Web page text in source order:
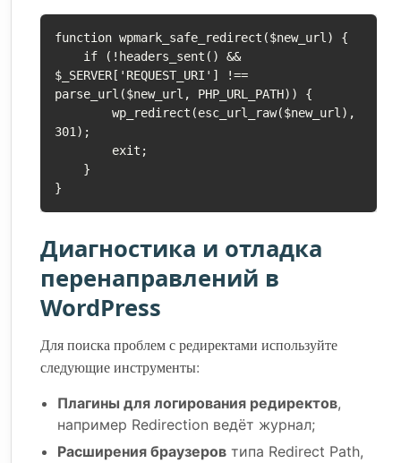
function wpmark_safe_redirect($new_url) {
$_SERVER['REQUEST_URI'] !==
parse_url($new_url, PHP_URL_PATH)) {
301);
}
Диагностика и отладка
перенаправлений в
WordPress
Для поиска проблем с редиректами используйте
следующие инструменты:
Плагины для логирования редиректов,
например Redirection ведёт журнал;
Расширения браузеров типа Redirect Path,